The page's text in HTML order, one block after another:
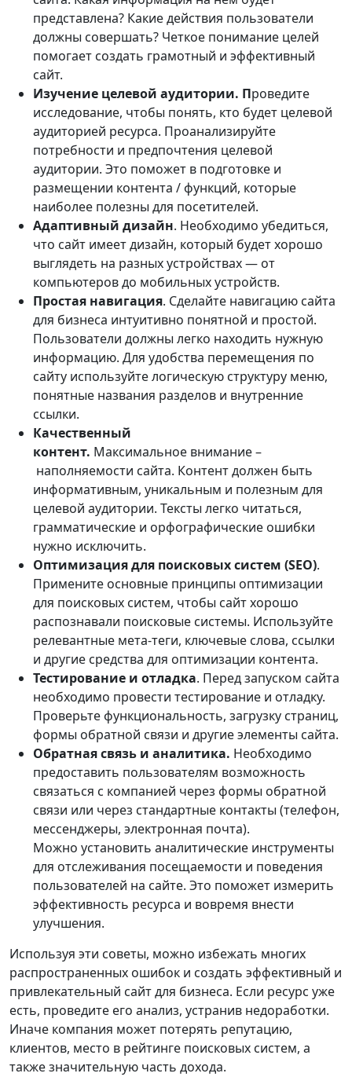
представлена? Какие действия пользователи
должны совершать? Четкое понимание целей
помогает создать грамотный и эффективный
сайт.
Изучение целевой аудитории. Проведите
исследование, чтобы понять, кто будет целевой
аудиторией ресурса. Проанализируйте
потребности и предпочтения целевой
аудитории. Это поможет в подготовке и
размещении контента / функций, которые
наиболее полезны для посетителей.
Адаптивный дизайн. Необходимо убедиться,
что сайт имеет дизайн, который будет хорошо
выглядеть на разных устройствах — от
компьютеров до мобильных устройств.
Простая навигация. Сделайте навигацию сайта
для бизнеса интуитивно понятной и простой.
Пользователи должны легко находить нужную
информацию. Для удобства перемещения по
сайту используйте логическую структуру меню,
понятные названия разделов и внутренние
ссылки.
Качественный
контент. Максимальное внимание –
наполняемости сайта. Контент должен быть
информативным, уникальным и полезным для
целевой аудитории. Тексты легко читаться,
грамматические и орфографические ошибки
нужно исключить.
Оптимизация для поисковых систем (SEO).
Примените основные принципы оптимизации
для поисковых систем, чтобы сайт хорошо
распознавали поисковые системы. Используйте
релевантные мета-теги, ключевые слова, ссылки
и другие средства для оптимизации контента.
Тестирование и отладка. Перед запуском сайта
необходимо провести тестирование и отладку.
Проверьте функциональность, загрузку страниц,
формы обратной связи и другие элементы сайта.
Обратная связь и аналитика. Необходимо
предоставить пользователям возможность
связаться с компанией через формы обратной
связи или через стандартные контакты (телефон,
мессенджеры, электронная почта).
Можно установить аналитические инструменты
для отслеживания посещаемости и поведения
пользователей на сайте. Это поможет измерить
эффективность ресурса и вовремя внести
улучшения.
Используя эти советы, можно избежать многих
распространенных ошибок и создать эффективный и
привлекательный сайт для бизнеса. Если ресурс уже
есть, проведите его анализ, устранив недоработки.
Иначе компания может потерять репутацию,
клиентов, место в рейтинге поисковых систем, а
также значительную часть дохода.